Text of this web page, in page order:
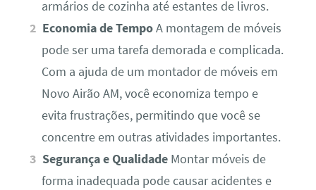
armários de cozinha até estantes de livros.
Economia de TempoA montagem de móveis
pode ser uma tarefa demorada e complicada.
Com a ajuda de um montador de móveis em
Novo Airão AM, você economiza tempo e
evita frustrações, permitindo que você se
concentre em outras atividades importantes.
Segurança e Qualidade Montar móveis de
forma inadequada pode causar acidentes e